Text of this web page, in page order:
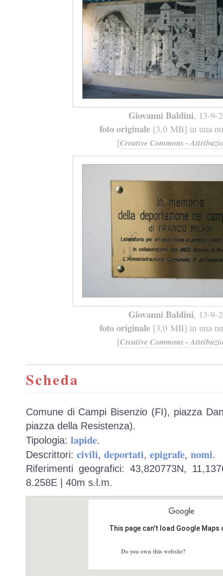
Giovanni Baldini, 13-9-
foto originale[3,0 MB] in una
[Creative Commons -
Giovanni Baldini, 13-9-
foto originale[3,0 MB] in una
[Creative Commons -
Scheda
Comune di Campi Bisenzio (FI), piazza
piazza della Resistenza).
Tipologia: lapide.
Descrittori: civili, deportati, epigrafe, nomi.
Riferimenti geografici: 43,820773N,
8.258E | 40m s.l.m.
This page can't load Google
Do you own this website?